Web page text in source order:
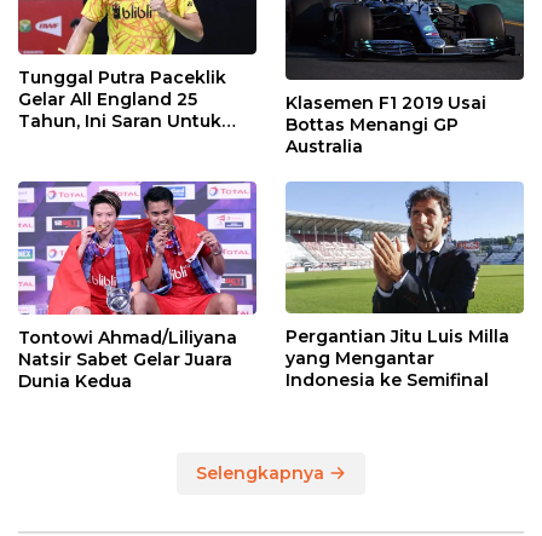
Tunggal Putra Paceklik
Gelar All England 25
Tahun, Ini Saran Untuk
Klasemen F1 2019 Usai
Bottas Menangi GP
Australia
Tontowi Ahmad/Liliyana
Natsir Sabet Gelar Juara
Dunia Kedua
Pergantian Jitu Luis Milla
yang Mengantar
Indonesia ke Semifinal
Selengkapnya